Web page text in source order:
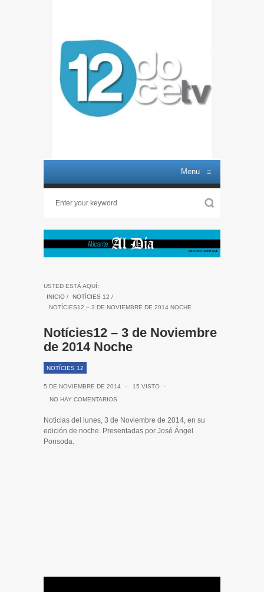
Menu ≡
USTED ESTÁ AQUÍ:
INICIO / NOTÍCIES 12 /
NOTÍCIES12 – 3 DE NOVIEMBRE DE 2014 NOCHE
Notícies12 – 3 de Noviembre
de 2014 Noche
NOTÍCIES 12
5 DE NOVIEMBRE DE 2014 - 15 VISTO
-
NO HAY COMENTARIOS
Noticias del lunes, 3 de Noviembre de 2014, en su
edición de noche. Presentadas por José Ángel
Ponsoda.